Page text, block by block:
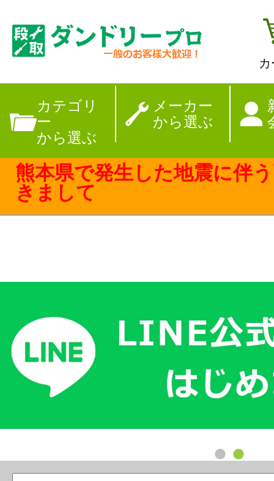
カテゴリ
ー
から選ぶ
メーカー
から選ぶ
【夏季休暇のお
熊本県で発生した地震に伴
きまして